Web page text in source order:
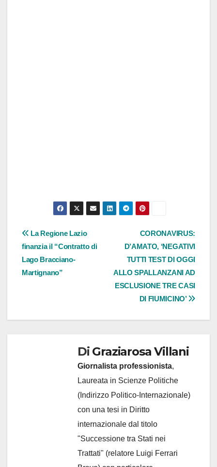
Navigazione
articoli
CORONAVIRUS:
D’AMATO, ‘NEGATIVI
TUTTI TEST DI OGGI
ALLO SPALLANZANI AD
ESCLUSIONE TRE CASI
DI FIUMICINO’
La Regione Lazio
finanzia il “Contratto di
Lago Bracciano-
Martignano”
Di Graziarosa Villani
Giornalista professionista,
Laureata in Scienze Politiche
(Indirizzo Politico-Internazionale)
con una tesi in Diritto
internazionale dal titolo
"Successione tra Stati nei
Trattati" (relatore Luigi Ferrari